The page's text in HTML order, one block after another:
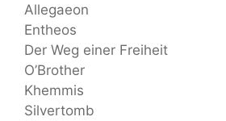
Allegaeon
Entheos
Der Weg einer Freiheit
O’Brother
Khemmis
Silvertomb